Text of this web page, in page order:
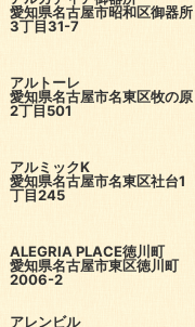
愛知県名古屋市昭和区御器所
3丁目31-7
アルトーレ
愛知県名古屋市名東区牧の原
2丁目501
アルミックK
愛知県名古屋市名東区社台1
丁目245
ALEGRIA PLACE徳川町
愛知県名古屋市東区徳川町
2006-2
アレンビル